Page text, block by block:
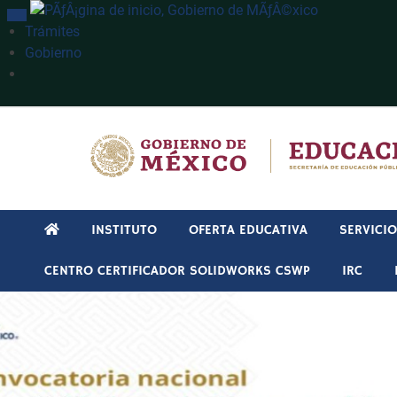
INTERRUPTOR DE NAVEGACIÓN
Trámites
Gobierno
INSTITUTO OFERTA EDUCATIVA
CENTRO CERTIFICADOR SOLIDWORKS CSWP IRC